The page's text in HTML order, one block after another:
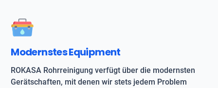
Modernstes Equipment
ROKASA Rohrreinigung verfügt über die modernsten
Gerätschaften, mit denen wir stets jedem Problem